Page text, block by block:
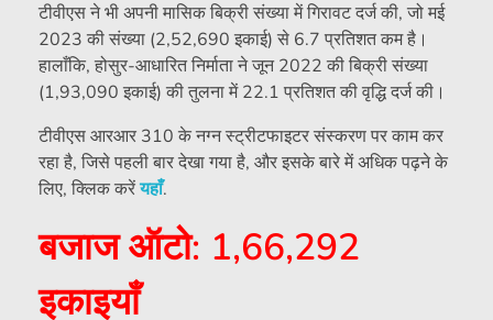
टीवीएस ने भी अपनी मासिक बिक्री संख्या में गिरावट दर्ज की, जो मई
2023 की संख्या (2,52,690 इकाई) से 6.7 प्रतिशत कम है।
हालाँकि, होसुर-आधारित निर्माता ने जून 2022 की बिक्री संख्या
(1,93,090 इकाई) की तुलना में 22.1 प्रतिशत की वृद्धि दर्ज की।
टीवीएस आरआर 310 के नग्न स्ट्रीटफाइटर संस्करण पर काम कर
रहा है, जिसे पहली बार देखा गया है, और इसके बारे में अधिक पढ़ने के
लिए, क्लिक करेंयहाँ.
बजाज ऑटो: 1,66,292
इकाइयाँ